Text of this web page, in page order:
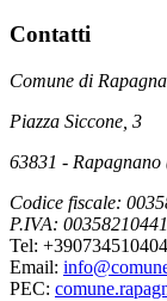
Contatti
Comune di
Piazza Siccone, 3
63831 -
Codice fiscale:
P.IVA: 00358210441
Tel: +390734510404
Email:
PEC: